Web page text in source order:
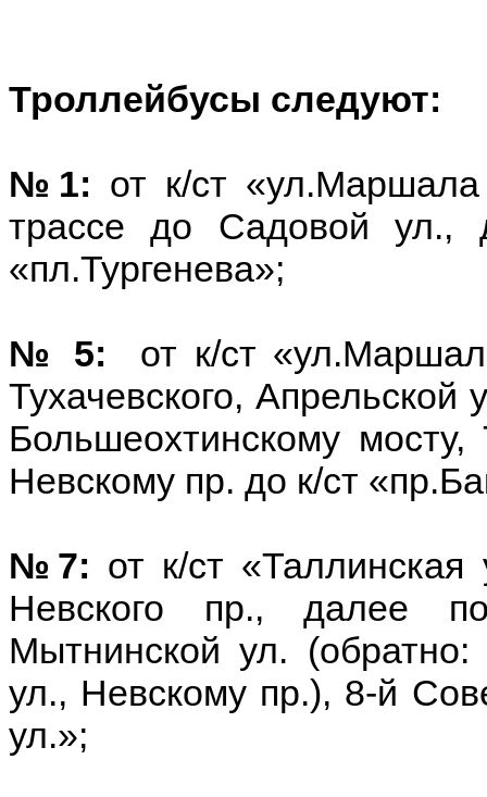
Троллейбусы следуют:
№1: от к/ст
трассе до Садовой ул.,
«пл.Тургенева»;
№ 5: от к/ст
Тухачевского,
Большеохтинскому
Невскому пр. до к/ст
№7: от к/ст
Невского пр., далее
Мытнинской ул.
ул., Невскому пр.), 8-й
ул.»;